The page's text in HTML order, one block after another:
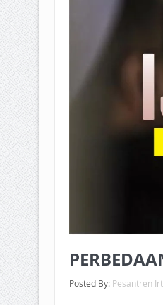
Posted By: Pesantren